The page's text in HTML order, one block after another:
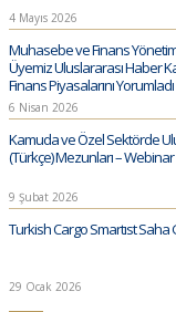
4 Mayıs 2026
Muhasebe ve Finans
Üyemiz Uluslararası Haber
Finans Piyasalarını Yorumladı
6 Nisan 2026
Kamuda ve Özel Sektörde
(Türkçe) Mezunları – Webinar
9 Şubat 2026
Turkish Cargo Smartıst Saha
29 Ocak 2026